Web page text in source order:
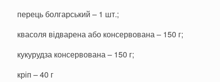
перець болгарський – 1 шт.;
квасоля відварена або консервована – 150 г;
кукурудза консервована – 150 г;
кріп – 40 г